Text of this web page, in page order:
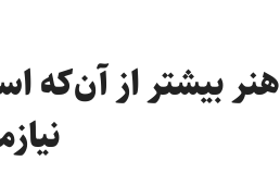
هنر بیشتر از آن‌که